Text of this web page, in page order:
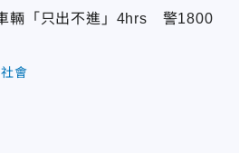
輛「只出不進」4hrs 警1800
社會